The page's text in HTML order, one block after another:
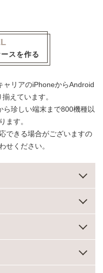
スを作る
リアのiPhoneからAndroid
えています。
ら珍しい端末まで800機種以
ます。
できる場合がございますの
せください。